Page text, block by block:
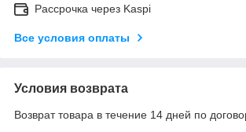
Рассрочка через Kaspi
Все условия оплаты
Условия возврата
Возврат товара в течение 14 дней по